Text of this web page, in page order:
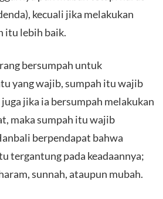
kecuali jika melakukan
itu lebih baik.
bersumpah untuk
yang wajib, sumpah itu wajib
jika ia bersumpah melakukan
maka sumpah itu wajib
berpendapat bahwa
tergantung pada keadaannya;
sunnah, ataupun mubah.